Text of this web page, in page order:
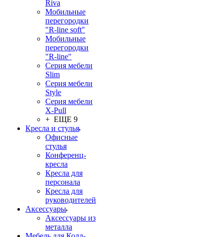
Riva
Мобильные
перегородки
"R-line soft"
Мобильные
перегородки
"R-line"
Серия мебели
Slim
Серия мебели
Style
Серия мебели
X-Pull
+ ЕЩЕ 9
Кресла и стулья
Офисные
стулья
Конференц-
кресла
Кресла для
персонала
Кресла для
руководителей
Аксессуары
Аксессуары из
металла